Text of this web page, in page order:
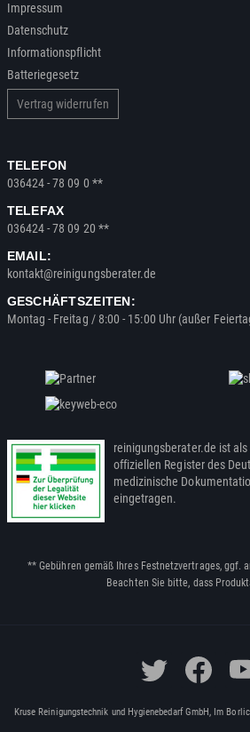
Impressum
Datenschutz
Informationspflicht
Batteriegesetz
Vertrag widerrufen
TELEFON
036424 - 78 09 0 **
TELEFAX
036424 - 78 09 20 **
EMAIL:
kontakt@reinigungsberater.de
GESCHÄFTSZEITEN:
Montag - Freitag / 8:00 - 15:00 Uhr (außer
reinigungsberater.de ist
offiziellen Register des
medizinische
eingetragen.
** Gebühren gemäß Ihres Festnetzvertrages, ggf.
Beachten Sie bitte, dass
Kruse Reinigungstechnik und Hygienebedarf GmbH, Im